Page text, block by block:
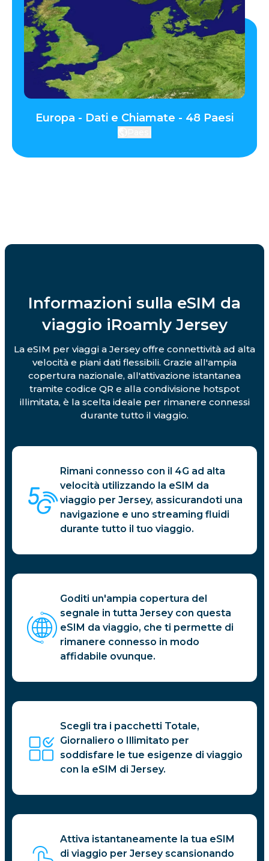
Europa - Dati e Chiamate - 48 Paesi
Informazioni sulla eSIM da
viaggio iRoamly Jersey
La eSIM per viaggi a Jersey offre connettività ad alta
velocità e piani dati flessibili. Grazie all'ampia
copertura nazionale, all'attivazione istantanea
tramite codice QR e alla condivisione hotspot
illimitata, è la scelta ideale per rimanere connessi
durante tutto il viaggio.
Rimani connesso con il 4G ad alta
velocità utilizzando la eSIM da
viaggio per Jersey, assicurandoti una
navigazione e uno streaming fluidi
durante tutto il tuo viaggio.
Goditi un'ampia copertura del
segnale in tutta Jersey con questa
eSIM da viaggio, che ti permette di
rimanere connesso in modo
affidabile ovunque.
Scegli tra i pacchetti Totale,
Giornaliero o Illimitato per
soddisfare le tue esigenze di viaggio
con la eSIM di Jersey.
Attiva istantaneamente la tua eSIM
di viaggio per Jersey scansionando